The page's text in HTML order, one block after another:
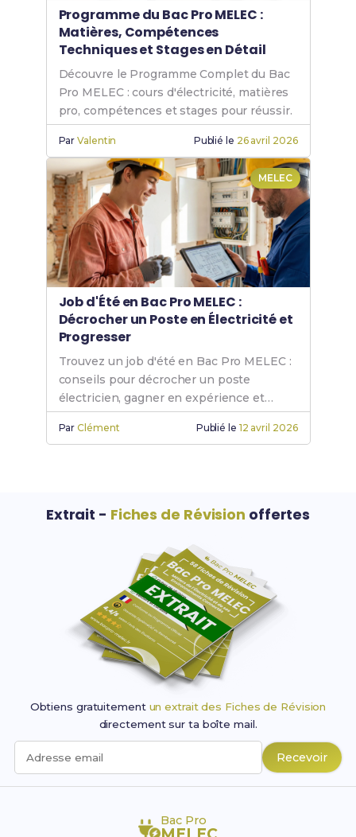
Programme du Bac Pro MELEC :
Matières, Compétences
Techniques et Stages en Détail
Découvre le Programme Complet du Bac
Pro MELEC : cours d'électricité, matières
pro, compétences et stages pour réussir.
ParValentin Publié le 26 avril 2026
MELEC
Job d'Été en Bac Pro MELEC :
Décrocher un Poste en Électricité et
Progresser
Trouvez un job d'été en Bac Pro MELEC :
conseils pour décrocher un poste
électricien, gagner en expérience et
booster votre carrière.
ParClément Publié le 12 avril 2026
Extrait - Fiches de Révision offertes
Obtiens gratuitement un extrait des Fiches de Révision
directement sur ta boîte mail.
Adresse email Recevoir
Bac Pro